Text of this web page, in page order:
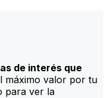
de interés que
máximo valor por tu
para ver la